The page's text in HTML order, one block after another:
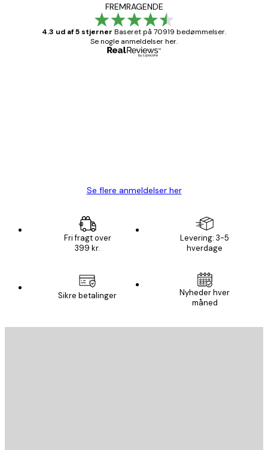
FREMRAGENDE
4.3 ud af 5 stjerner Baseret på 70919 bedømmelser.
Se nogle anmeldelser her.
Se flere anmeldelser her
Fri fragt over
399 kr.
Levering: 3-5
hverdage
Sikre betalinger
Nyheder hver
måned